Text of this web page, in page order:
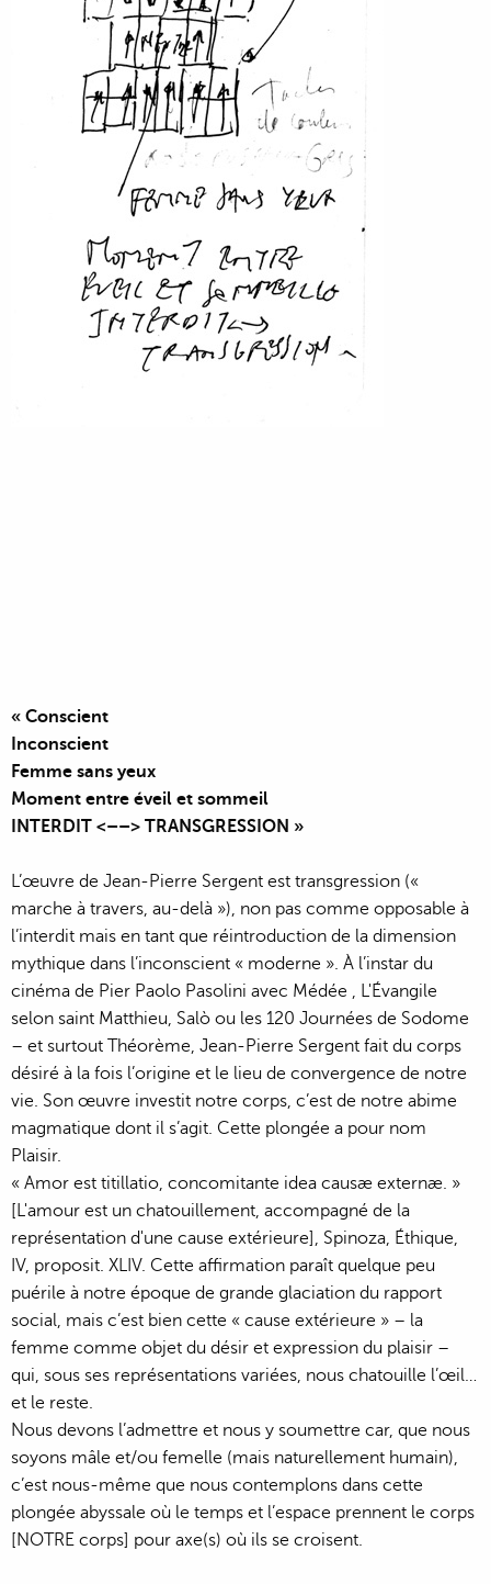
« Conscient
Inconscient
Femme sans yeux
Moment entre éveil et sommeil
INTERDIT <––> TRANSGRESSION »
L’œuvre de Jean-Pierre Sergent est transgression («
marche à travers, au-delà »), non pas comme opposable à
l’interdit mais en tant que réintroduction de la dimension
mythique dans l’inconscient « moderne ». À l’instar du
cinéma de Pier Paolo Pasolini avec Médée , L'Évangile
selon saint Matthieu, Salò ou les 120 Journées de Sodome
– et surtout Théorème, Jean-Pierre Sergent fait du corps
désiré à la fois l’origine et le lieu de convergence de notre
vie. Son œuvre investit notre corps, c’est de notre abime
magmatique dont il s’agit. Cette plongée a pour nom
Plaisir.
« Amor est titillatio, concomitante idea causæ externæ. »
[L'amour est un chatouillement, accompagné de la
représentation d'une cause extérieure], Spinoza, Éthique,
IV, proposit. XLIV. Cette affirmation paraît quelque peu
puérile à notre époque de grande glaciation du rapport
social, mais c’est bien cette « cause extérieure » – la
femme comme objet du désir et expression du plaisir –
qui, sous ses représentations variées, nous chatouille l’œil…
et le reste.
Nous devons l’admettre et nous y soumettre car, que nous
soyons mâle et/ou femelle (mais naturellement humain),
c’est nous-même que nous contemplons dans cette
plongée abyssale où le temps et l’espace prennent le corps
[NOTRE corps] pour axe(s) où ils se croisent.